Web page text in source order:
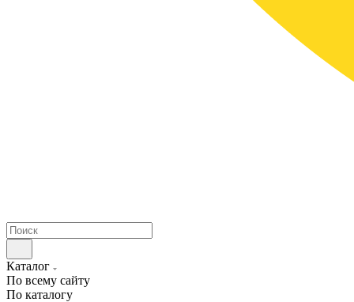
Каталог
По всему сайту
По каталогу